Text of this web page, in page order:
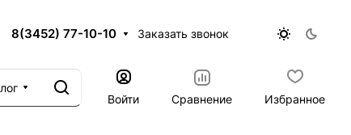
8(3452) 77-10-10 Заказать звонок
Войти
Сравнение Избранное